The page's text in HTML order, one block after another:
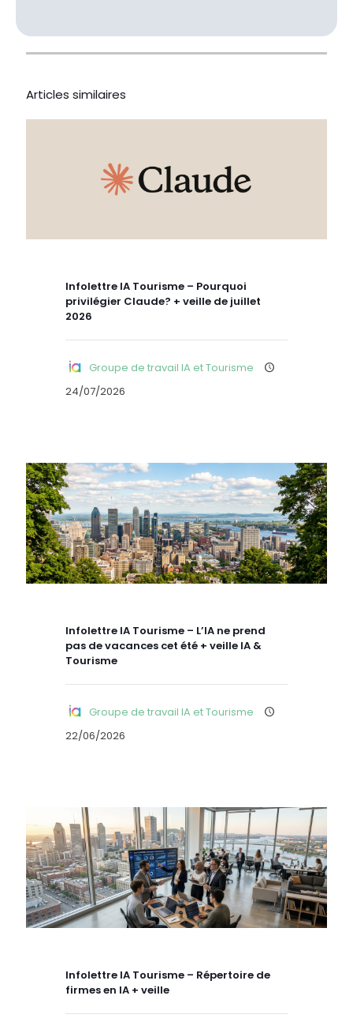
Articles similaires
Infolettre IA Tourisme – Pourquoi
privilégier Claude? + veille de juillet
2026
Groupe de travail IA et Tourisme
24/07/2026
Infolettre IA Tourisme – L’IA ne prend
pas de vacances cet été + veille IA &
Tourisme
Groupe de travail IA et Tourisme
22/06/2026
Infolettre IA Tourisme – Répertoire de
firmes en IA + veille